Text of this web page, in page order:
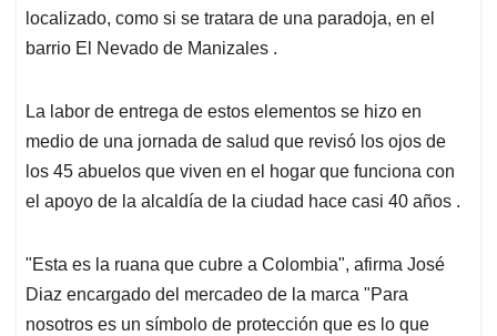
localizado, como si se tratara de una paradoja, en el
barrio El Nevado de Manizales .
La labor de entrega de estos elementos se hizo en
medio de una jornada de salud que revisó los ojos de
los 45 abuelos que viven en el hogar que funciona con
el apoyo de la alcaldía de la ciudad hace casi 40 años .
"Esta es la ruana que cubre a Colombia", afirma José
Diaz encargado del mercadeo de la marca "Para
nosotros es un símbolo de protección que es lo que